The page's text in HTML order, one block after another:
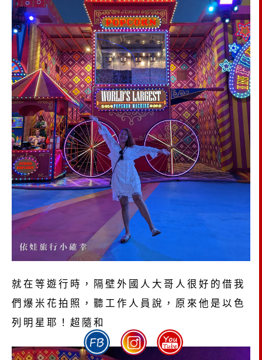
就在等遊行時，隔壁外國人大哥人很好的借我
們爆米花拍照，聽工作人員說，原來他是以色
列明星耶！超隨和